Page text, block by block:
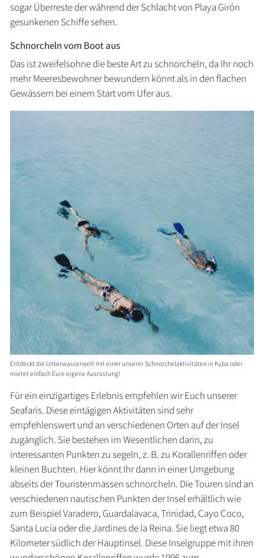
sogar Überreste der während der Schlacht von Playa Girón
gesunkenen Schiffe sehen.
Schnorcheln vom Boot aus
Das ist zweifelsohne die beste Art zu schnorcheln, da Ihr noch
mehr Meeresbewohner bewundern könnt als in den flachen
Gewässern bei einem Start vom Ufer aus.
Entdeckt die Unterwasserwelt mit einer unserer Schnorchelaktivitäten in Kuba oder
mietet einfach Eure eigene Ausrüstung!
Für ein einzigartiges Erlebnis empfehlen wir Euch unserer
Seafaris. Diese eintägigen Aktivitäten sind sehr
empfehlenswert und an verschiedenen Orten auf der Insel
zugänglich. Sie bestehen im Wesentlichen darin, zu
interessanten Punkten zu segeln, z. B. zu Korallenriffen oder
kleinen Buchten. Hier könnt Ihr dann in einer Umgebung
abseits der Touristenmassen schnorcheln. Die Touren sind an
verschiedenen nautischen Punkten der Insel erhältlich wie
zum Beispiel Varadero, Guardalavaca, Trinidad, Cayo Coco,
Santa Lucía oder die Jardines de la Reina. Sie liegt etwa 80
Kilometer südlich der Hauptinsel. Diese Inselgruppe mit ihren